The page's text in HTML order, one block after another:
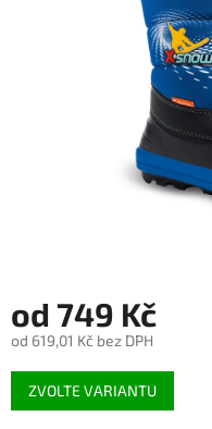
od 749 Kč
od 619,01 Kč bez DPH
Měrná
cena:
ZVOLTE VARIANTU